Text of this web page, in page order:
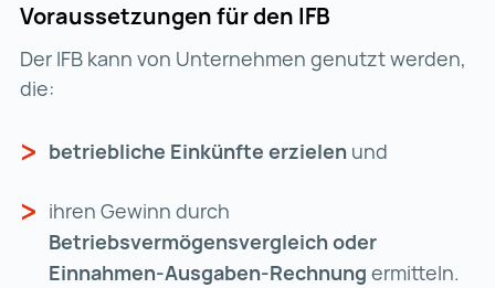
Voraussetzungen für den IFB
Der IFB kann von Unternehmen genutzt werden,
die:
betriebliche Einkünfte erzielen und
ihren Gewinn durch
Betriebsvermögensvergleich oder
Einnahmen-Ausgaben-Rechnung ermitteln.